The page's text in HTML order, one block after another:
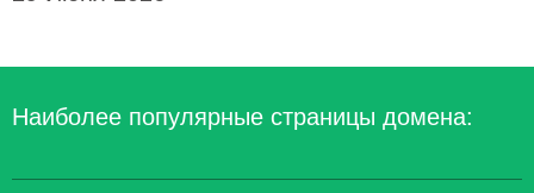
Наиболее популярные страницы домена: